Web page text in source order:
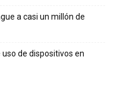
a casi un millón de
de dispositivos en